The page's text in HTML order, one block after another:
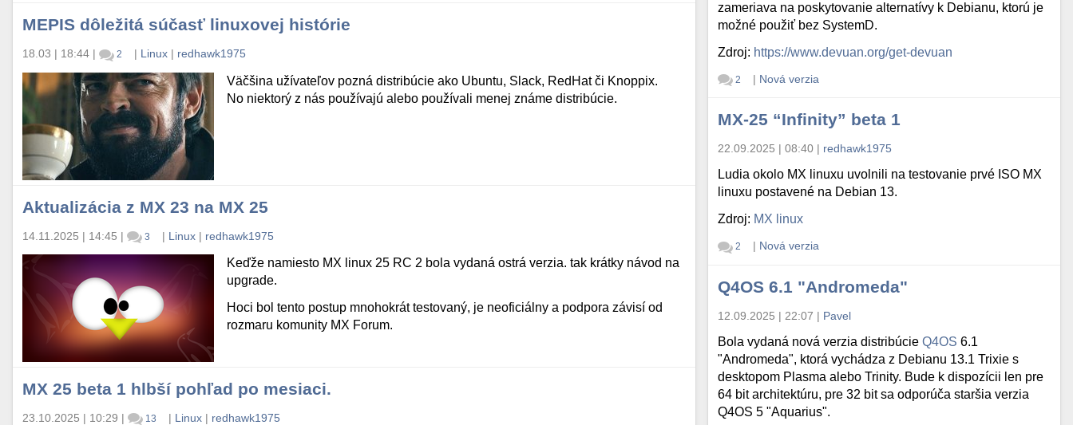
MEPIS dôležitá súčasť linuxovej histórie
18.03 | 18:44 | 2 | Linux| redhawk1975
Väčšina užívateľov pozná distribúcie ako Ubuntu, Slack, RedHat či Knoppix.
No niektorý z nás používajú alebo používali menej známe distribúcie.
Aktualizácia z MX 23 na MX 25
14.11.2025 | 14:45 | 3 | Linux| redhawk1975
Keďže namiesto MX linux 25 RC 2 bola vydaná ostrá verzia. tak krátky návod na
upgrade.
Hoci bol tento postup mnohokrát testovaný, je neoficiálny a podpora závisí od
rozmaru komunity MX Forum.
MX 25 beta 1 hlbší pohľad po mesiaci.
23.10.2025 | 10:29 | 13 | Linux| redhawk1975
zameriava na poskytovanie alternatívy k Debianu, ktorú je
možné použiť bez SystemD.
Zdroj: https://www.devuan.org/get-devuan
2 | Nová verzia
MX-25 “Infinity” beta 1
22.09.2025 | 08:40 | redhawk1975
Ludia okolo MX linuxu uvolnili na testovanie prvé ISO MX
linuxu postavené na Debian 13.
Zdroj: MX linux
2 | Nová verzia
Q4OS 6.1 "Andromeda"
12.09.2025 | 22:07 | Pavel
Bola vydaná nová verzia distribúcieQ4OS 6.1
"Andromeda", ktorá vychádza z Debianu 13.1 Trixie s
desktopom Plasma alebo Trinity. Bude k dispozícii len pre
64 bit architektúru, pre 32 bit sa odporúča staršia verzia
Q4OS 5 "Aquarius".